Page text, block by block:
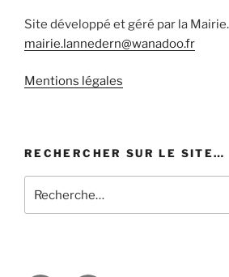
Site développé et géré par la Mairie.
mairie.lannedern@wanadoo.fr
Mentions légales
RECHERCHER SUR LE SITE…
pour